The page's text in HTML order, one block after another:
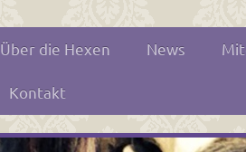
Über die Hexen News
Kontakt